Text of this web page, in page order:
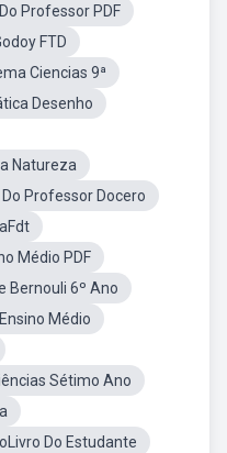
Professor PDF
FTD
Ciencias 9ª
Desenho
Natureza
Professor Docero
Médio PDF
Bernouli 6º Ano
Médio
Sétimo Ano
Do Estudante